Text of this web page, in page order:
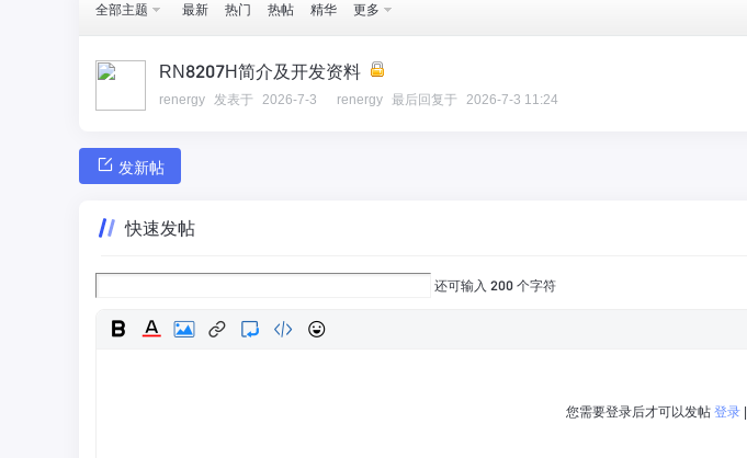
全部主题 最新 热门 热帖 精华 更多
RN8207H简介及开发资料
renergy 发表于 2026-7-3 renergy 最后回复于 2026-7-3 11:24
发新帖
快速发帖
还可输入 200 个字符
您需要登录后才可以发帖 登录|